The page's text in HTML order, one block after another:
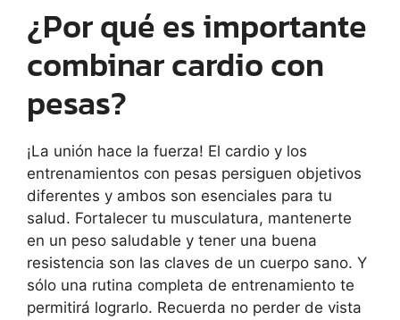
¿Por qué es importante
combinar cardio con
pesas?
¡La unión hace la fuerza! El cardio y los
entrenamientos con pesas persiguen objetivos
diferentes y ambos son esenciales para tu
salud. Fortalecer tu musculatura, mantenerte
en un peso saludable y tener una buena
resistencia son las claves de un cuerpo sano. Y
sólo una rutina completa de entrenamiento te
permitirá lograrlo. Recuerda no perder de vista